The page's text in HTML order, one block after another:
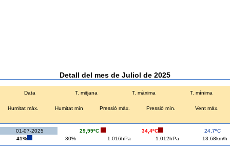
Detall del mes de Juliol de 2025
Data T. mitjana T. màxima T. mínima
Humitat màx. Humitat mín Pressió màx. Pressió mín. Vent màx.
01-07-2025 29,99ºC 34,4ºC
24,7ºC
41%
30% 1.016hPa 1.012hPa 13.68km/h